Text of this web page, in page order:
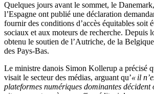
Quelques jours avant le sommet, le
l’Espagne ont publié une déclaration
fournir des conditions d’accès équitables soit
sociaux et aux moteurs de recherche. Depuis
obtenu le soutien de l’Autriche, de la
des Pays-Bas.
Le ministre danois Simon Kollerup a précisé
visait le secteur des médias, arguant qu’« il
plateformes numériques dominantes décident